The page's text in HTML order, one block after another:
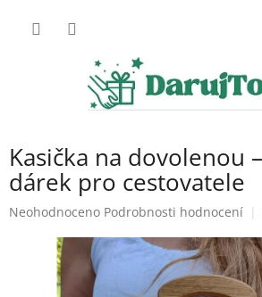
Kasička na dovolenou
dárek pro cestovatele
Průměrné
produktu
Neohodnoceno Podrobnosti hodnocení